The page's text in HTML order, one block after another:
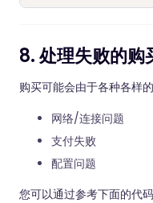
8. 处理失败的购
购买可能会由于各种各样
网络/连接问题
支付失败
配置问题
您可以通过参考下面的代